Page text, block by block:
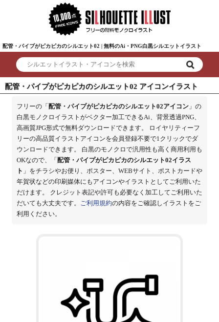
配管・パイプがピカピカのシルエット02 | 無料のAi・PNG白黒シルエットイラスト
配管・パイプがピカピカのシルエット02 アイコンイラスト
フリーの「 配管・パイプがピカピカのシルエット02アイコン」の
白黒モノクロイラストがベクター加工できるAi、背景透過PNG、
高画質JPG形式で無料ダウンロードできます。 ロイヤリティーフ
リーの高品質イラストアイコンを会員登録不要で1クリックでダ
ウンロードできます。 白黒のモノクロで汎用性も高く商用利用も
OKなので、「 配管・パイプがピカピカのシルエット02イラス
ト 」をチラシやお便り、ポスター、WEBサイト、ポストカードや
年賀状などの印刷媒体にもアイコンやイラストとしてご利用いた
だけます。 クレジット表記や許可も必要なく加工してご利用いた
だいても大丈夫です。 ご利用規約の内容をご確認しイラストをご
利用ください。